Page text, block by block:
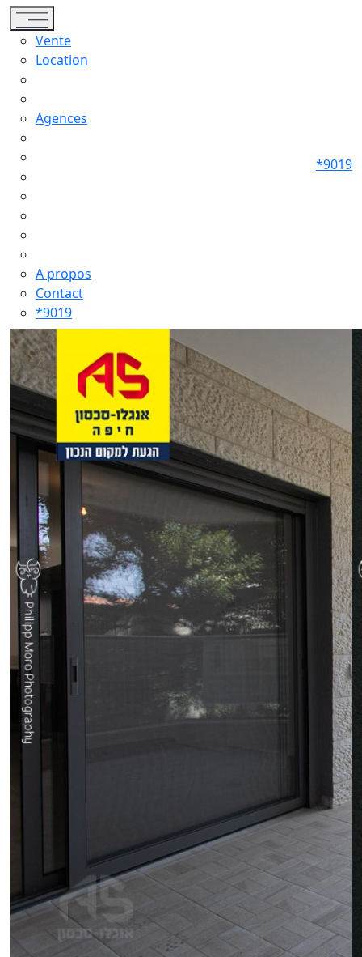
Toggle navigation
Vente
Location
Agences
A propos
Contact
*9019
*9019